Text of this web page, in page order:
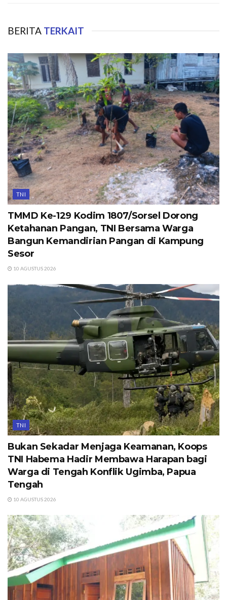
BERITA TERKAIT
TNI
TMMD Ke-129 Kodim 1807/Sorsel Dorong
Ketahanan Pangan, TNI Bersama Warga
Bangun Kemandirian Pangan di Kampung
Sesor
10 AGUSTUS 2026
TNI
Bukan Sekadar Menjaga Keamanan, Koops
TNI Habema Hadir Membawa Harapan bagi
Warga di Tengah Konflik Ugimba, Papua
Tengah
10 AGUSTUS 2026